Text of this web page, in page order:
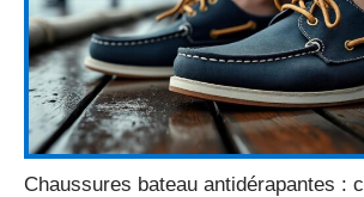
Chaussures bateau antidérapantes :